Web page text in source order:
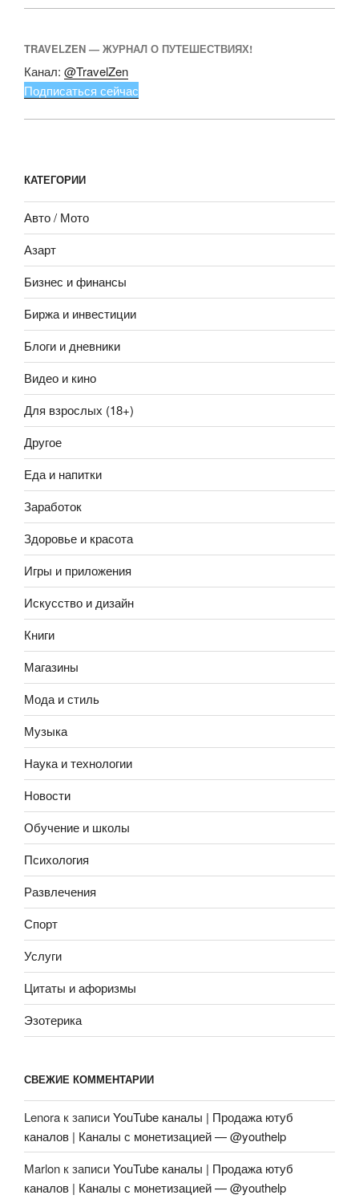
TRAVELZEN — ЖУРНАЛ О ПУТЕШЕСТВИЯХ!
Канал: @TravelZen
Подписаться сейчас
КАТЕГОРИИ
Авто / Мото
Азарт
Бизнес и финансы
Биржа и инвестиции
Блоги и дневники
Видео и кино
Для взрослых (18+)
Другое
Еда и напитки
Заработок
Здоровье и красота
Игры и приложения
Искусство и дизайн
Книги
Магазины
Мода и стиль
Музыка
Наука и технологии
Новости
Обучение и школы
Психология
Развлечения
Спорт
Услуги
Цитаты и афоризмы
Эзотерика
СВЕЖИЕ КОММЕНТАРИИ
Lenora к записиYouTube каналы | Продажа ютуб
каналов | Каналы с монетизацией — @youthelp
Marlon к записиYouTube каналы | Продажа ютуб
каналов | Каналы с монетизацией — @youthelp